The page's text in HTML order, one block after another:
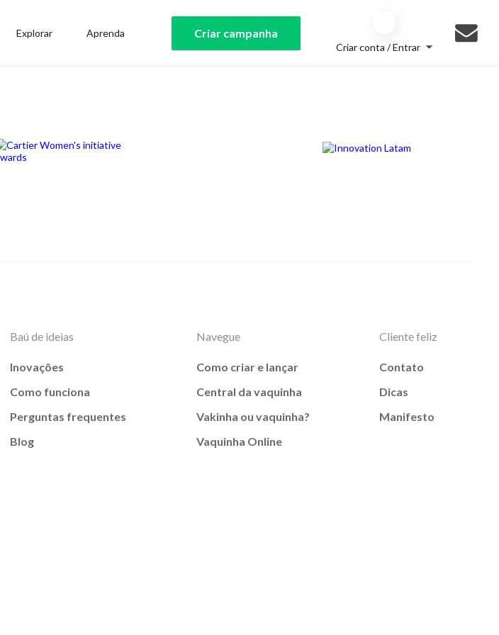
Explorar Aprenda Criar campanha
Criar conta / Entrar
Baú de ideias
Inovações
Como funciona
Perguntas frequentes
Blog
Navegue
Como criar e lançar
Central da vaquinha
Vakinha ou vaquinha?
Vaquinha Online
Cliente feliz
Contato
Dicas
Manifesto